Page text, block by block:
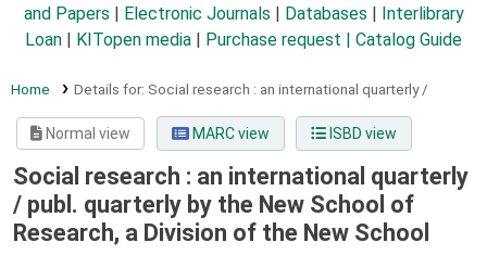
and Papers
Electronic Journals Databases
Interlibrary
Loan
KITopen media Purchase request | Catalog Guide
Home Details for: Social research : an international quarterly /
Normal view MARC view ISBD view
Social research : an international quarterly
/ publ. quarterly by the New School of
Research, a Division of the New School